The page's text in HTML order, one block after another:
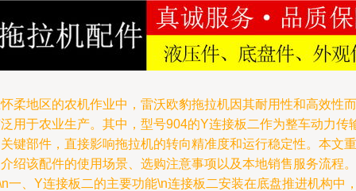
柔地区的农机作业中，雷沃欧豹拖拉机因其耐用性和高效性而
用于农业生产。其中，型号904的Y连接板二作为整车动力传
键部件，直接影响拖拉机的转向精准度和运行稳定性。本文重
绍该配件的使用场景、选购注意事项以及本地销售服务流程。
一、Y连接板二的主要功能\n连接板二安装在底盘推进机构中